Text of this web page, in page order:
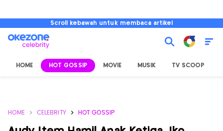
Scroll kebawah untuk membaca artikel
HOME HOT GOSSIP MOVIE MUSIK TV SCOOP
HOME CELEBRITY HOT GOSSIP